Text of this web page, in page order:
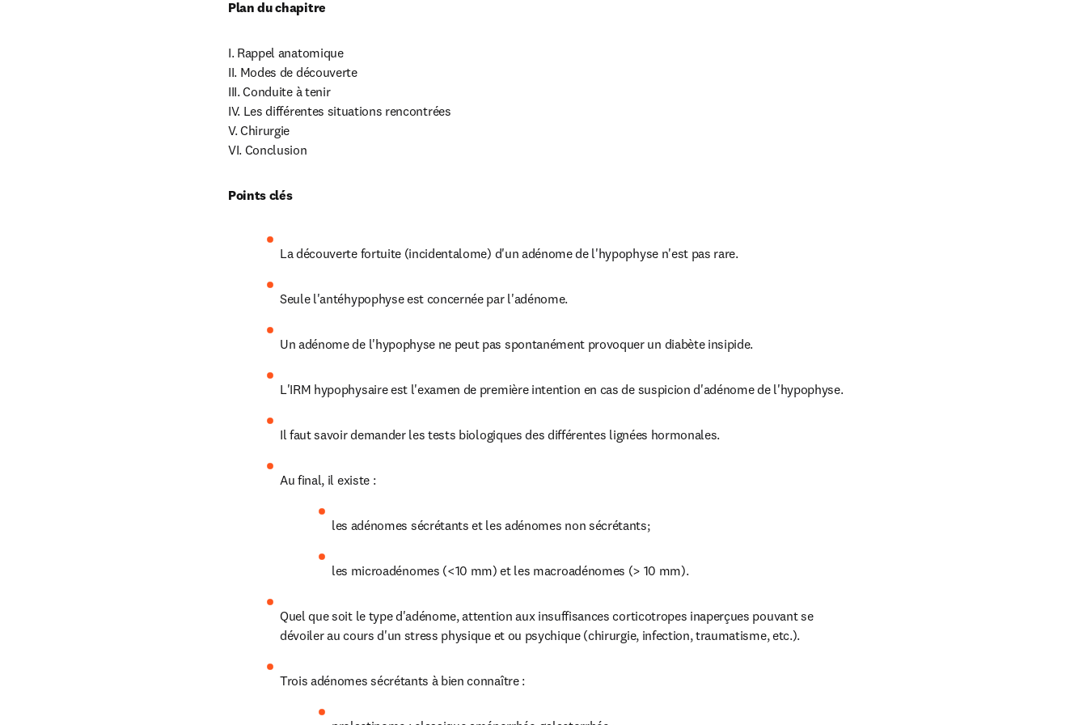
Plan du chapitre
I. Rappel anatomique
II. Modes de découverte
III. Conduite à tenir
IV. Les différentes situations rencontrées
V. Chirurgie
VI. Conclusion
Points clés
La découverte fortuite (incidentalome) d'un adénome de l'hypophyse n'est pas rare.
Seule l'antéhypophyse est concernée par l'adénome.
Un adénome de l'hypophyse ne peut pas spontanément provoquer un diabète insipide.
L'IRM hypophysaire est l'examen de première intention en cas de suspicion d'adénome de l'hypophyse.
Il faut savoir demander les tests biologiques des différentes lignées hormonales.
Au final, il existe :
les adénomes sécrétants et les adénomes non sécrétants;
les microadénomes (<10 mm) et les macroadénomes (> 10 mm).
Quel que soit le type d'adénome, attention aux insuffisances corticotropes inaperçues pouvant se
dévoiler au cours d'un stress physique et ou psychique (chirurgie, infection, traumatisme, etc.).
Trois adénomes sécrétants à bien connaître :